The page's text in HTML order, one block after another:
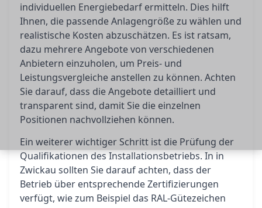
individuellen Energiebedarf ermitteln. Dies hilft
Ihnen, die passende Anlagengröße zu wählen und
realistische Kosten abzuschätzen. Es ist ratsam,
dazu mehrere Angebote von verschiedenen
Anbietern einzuholen, um Preis- und
Leistungsvergleiche anstellen zu können. Achten
Sie darauf, dass die Angebote detailliert und
transparent sind, damit Sie die einzelnen
Positionen nachvollziehen können.
Ein weiterer wichtiger Schritt ist die Prüfung der
Qualifikationen des Installationsbetriebs. In in
Zwickau sollten Sie darauf achten, dass der
Betrieb über entsprechende Zertifizierungen
verfügt, wie zum Beispiel das RAL-Gütezeichen